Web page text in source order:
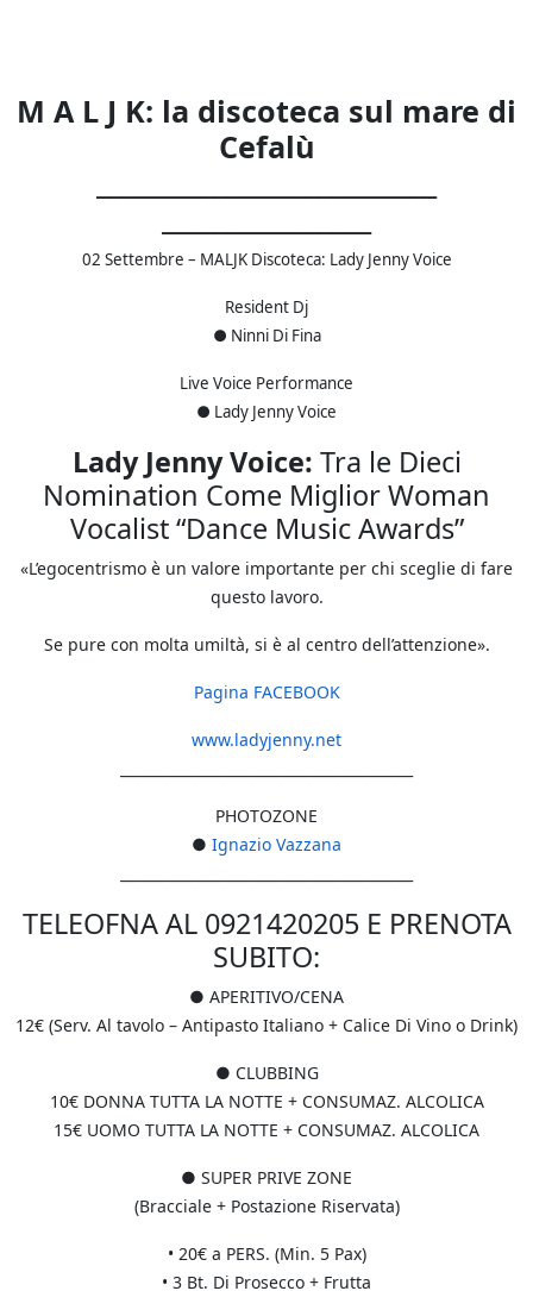
M A L J K: la discoteca sul mare di
Cefalù
02 Settembre – MALJK Discoteca: Lady Jenny Voice
Resident Dj
● Ninni Di Fina
Live Voice Performance
● Lady Jenny Voice
Lady Jenny Voice: Tra le Dieci
Nomination Come Miglior Woman
Vocalist “Dance Music Awards”
«L’egocentrismo è un valore importante per chi sceglie di fare
questo lavoro.
Se pure con molta umiltà, si è al centro dell’attenzione».
Pagina FACEBOOK
www.ladyjenny.net
PHOTOZONE
● Ignazio Vazzana
TELEOFNA AL 0921420205 E PRENOTA
SUBITO:
● APERITIVO/CENA
12€ (Serv. Al tavolo – Antipasto Italiano + Calice Di Vino o Drink)
● CLUBBING
10€ DONNA TUTTA LA NOTTE + CONSUMAZ. ALCOLICA
15€ UOMO TUTTA LA NOTTE + CONSUMAZ. ALCOLICA
● SUPER PRIVE ZONE
(Bracciale + Postazione Riservata)
• 20€ a PERS. (Min. 5 Pax)
• 3 Bt. Di Prosecco + Frutta